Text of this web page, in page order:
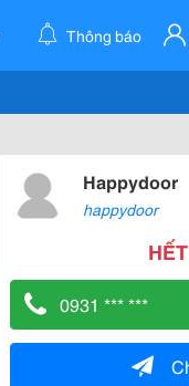
Thông báo
Happydoor
happydoor
0931 *** ***